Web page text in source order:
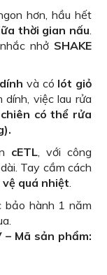
hơn, hầu hết
thời gian nấu
nhở SHAKE
và có lót giỏ
việc lau rửa
có thể rửa
cETL , với công
Tay cầm cách
vệ quá nhiệt
bảo hành 1 năm
Mã sản phẩm: